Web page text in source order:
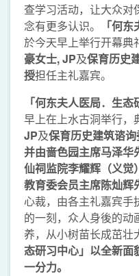
查学习活动，让大众对
念有更多认识。
「何
於今天早上举行开幕典
豪女士, JP及保育历史
授担任主礼嘉宾。
「何东夫人医局．生态
早上在上水古洞举行，
JP及保育历史建筑谘
并由啬色园主席马泽华
仙祠监院李耀辉（义觉
教育委会员主席陈灿辉
心裁，由各主礼嘉宾
的一刻，众人身後的
养，从小树苗长成茁壮
态研习中心」以全新面
一分力。